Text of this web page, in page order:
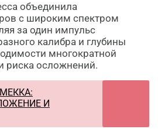
объединила
с широким спектром
за один импульс
калибра и глубины
многократной
риска осложнений.
И